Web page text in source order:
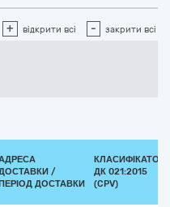
+ відкрити всі - закрити всі
/
ДОСТАВКИ
КЛАСИФІКАТОР
ДК 021:2015
(CPV)